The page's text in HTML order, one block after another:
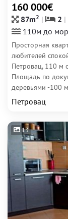
160 000€
87m2 2
110м до
Просторная
любителей
Петровац, 110 м
Площадь по
деревьями -100
Петровац
13